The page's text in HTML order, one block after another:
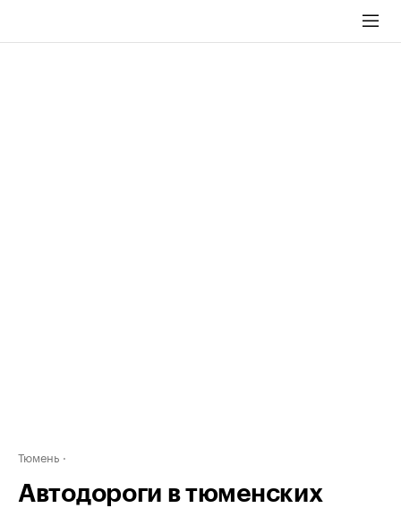
Тюмень
Автодороги в тюменских